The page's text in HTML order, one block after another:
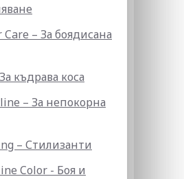
Care – За боядисана
къдрава коса
– За непокорна
– Стилизанти
Color - Боя и